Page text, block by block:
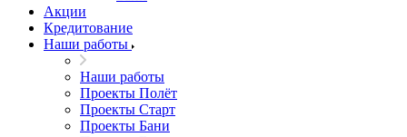
Акции
Кредитование
Наши работы
Наши работы
Проекты Полёт
Проекты Старт
Проекты Бани